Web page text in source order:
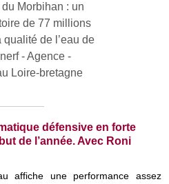
défensive en forte
de l’année. Avec Roni
affiche une performance assez